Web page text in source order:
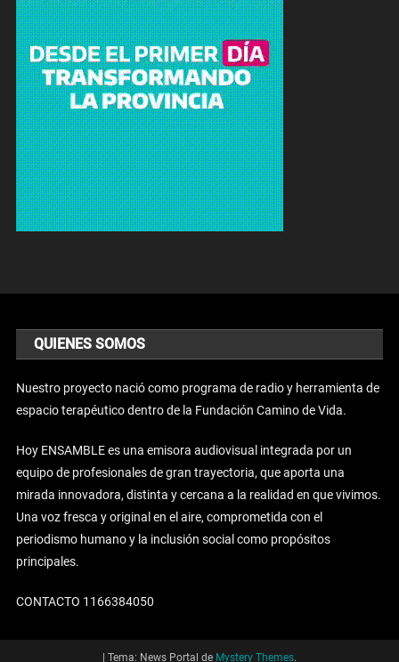
QUIENES SOMOS
Nuestro proyecto nació como programa de radio y herramienta de
espacio terapéutico dentro de la Fundación Camino de Vida.
Hoy ENSAMBLE es una emisora audiovisual integrada por un
equipo de profesionales de gran trayectoria, que aporta una
mirada innovadora, distinta y cercana a la realidad en que vivimos.
Una voz fresca y original en el aire, comprometida con el
periodismo humano y la inclusión social como propósitos
principales.
CONTACTO 1166384050
Tema: News Portal de Mystery Themes.